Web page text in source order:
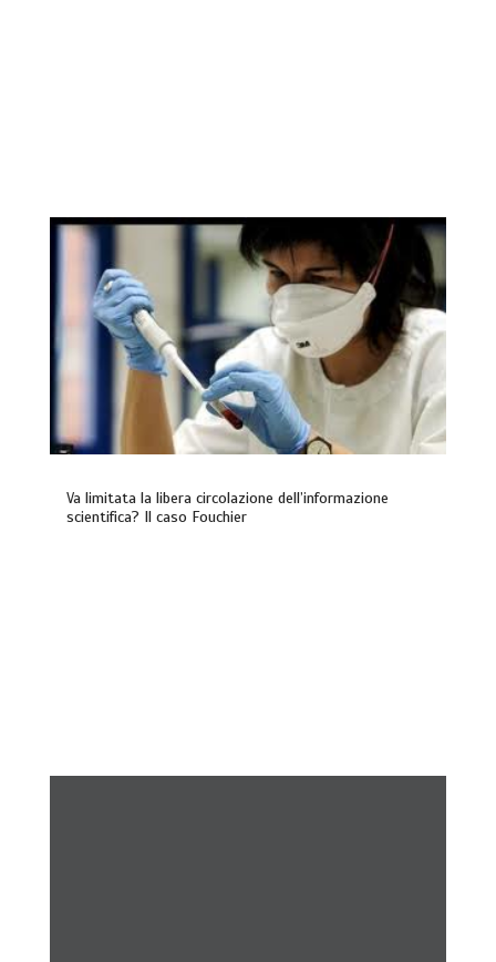
Va limitata la libera circolazione dell’informazione
scientifica? Il caso Fouchier